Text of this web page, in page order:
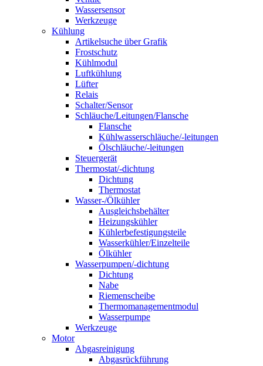
Wassersensor
Werkzeuge
Kühlung
Artikelsuche über Grafik
Frostschutz
Kühlmodul
Luftkühlung
Lüfter
Relais
Schalter/Sensor
Schläuche/Leitungen/Flansche
Flansche
Kühlwasserschläuche/-leitungen
Ölschläuche/-leitungen
Steuergerät
Thermostat/-dichtung
Dichtung
Thermostat
Wasser-/Ölkühler
Ausgleichsbehälter
Heizungskühler
Kühlerbefestigungsteile
Wasserkühler/Einzelteile
Ölkühler
Wasserpumpen/-dichtung
Dichtung
Nabe
Riemenscheibe
Thermomanagementmodul
Wasserpumpe
Werkzeuge
Motor
Abgasreinigung
Abgasrückführung